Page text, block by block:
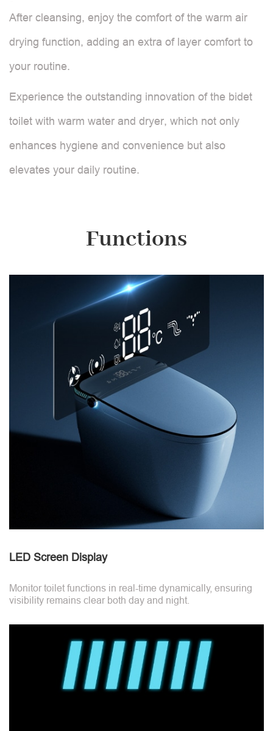
After cleansing, enjoy the comfort of the warm air
drying function, adding an extra of layer comfort to
your routine.
Experience the outstanding innovation of the bidet
toilet with warm water and dryer, which not only
enhances hygiene and convenience but also
elevates your daily routine.
Functions
LED Screen Display
Monitor toilet functions in real-time dynamically, ensuring
visibility remains clear both day and night.